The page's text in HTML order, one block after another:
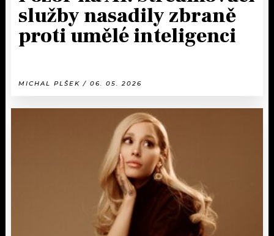
služby nasadily zbraně
proti umělé inteligenci
MICHAL PLŠEK / 06. 05. 2026